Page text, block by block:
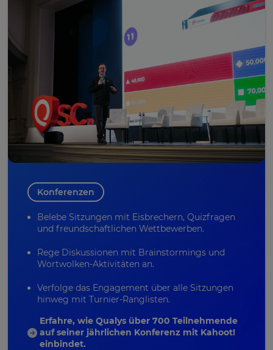
Konferenzen
Belebe Sitzungen mit Eisbrechern, Quizfragen
und freundschaftlichen Wettbewerben.
Rege Diskussionen mit Brainstormings und
Wortwolken-Aktivitäten an.
Verfolge das Engagement über alle Sitzungen
hinweg mit Turnier-Ranglisten.
Erfahre, wie Qualys über 700 Teilnehmende
auf seiner jährlichen Konferenz mit Kahoot!
einbindet.